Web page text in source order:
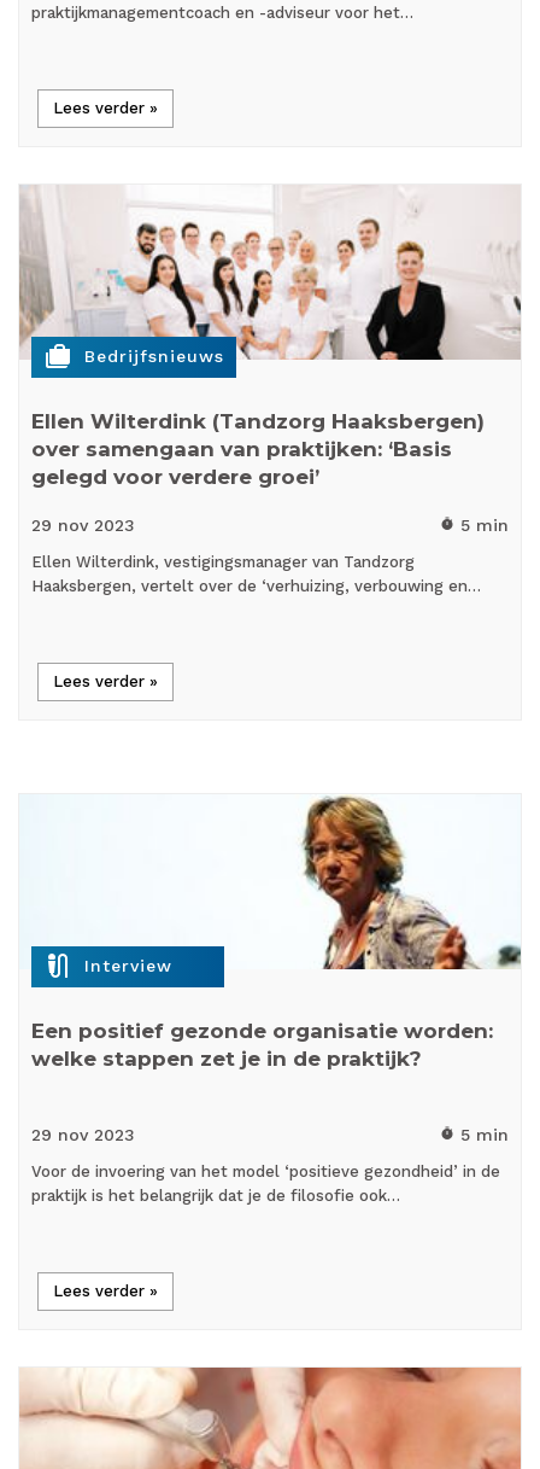
praktijkmanagementcoach en -adviseur voor het…
Lees verder »
cases Bedrijfsnieuws
Ellen Wilterdink (Tandzorg Haaksbergen)
over samengaan van praktijken: ‘Basis
gelegd voor verdere groei’
29 nov 2023 timer 5 min
Ellen Wilterdink, vestigingsmanager van Tandzorg
Haaksbergen, vertelt over de ‘verhuizing, verbouwing en…
Lees verder »
mic_external_on Interview
Een positief gezonde organisatie worden:
welke stappen zet je in de praktijk?
29 nov 2023 timer 5 min
Voor de invoering van het model ‘positieve gezondheid’ in de
praktijk is het belangrijk dat je de filosofie ook…
Lees verder »